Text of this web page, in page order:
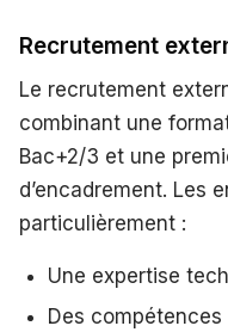
Recrutement
Le recrutement
combinant une
Bac+2/3 et une
d’encadrement. Les
particulièrement :
Une expertise
Des